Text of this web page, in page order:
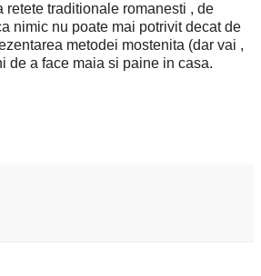
retete traditionale romanesti , de
nimic nu poate mai potrivit decat de
metodei mostenita (dar vai ,
de a face maia si paine in casa.